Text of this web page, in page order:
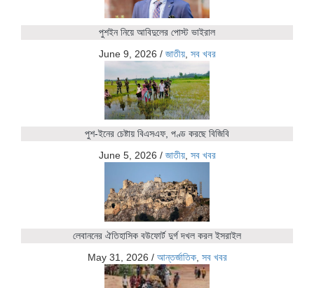
পুশইন নিয়ে আবিদুলের পোস্ট ভাইরাল
June 9, 2026 / জাতীয়, সব খবর
পুশ-ইনের চেষ্টায় বিএসএফ, পণ্ড করছে বিজিবি
June 5, 2026 / জাতীয়, সব খবর
লেবাননের ঐতিহাসিক বউফোর্ট দুর্গ দখল করল ইসরাইল
May 31, 2026 / আন্তর্জাতিক, সব খবর